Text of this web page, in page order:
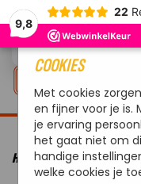
9,8
22
Overslaan en naar
HOME MERKEN
COOKIES
Met cookies
en fijner voor je is.
je ervaring
het gaat niet om
handige
welke cookies je